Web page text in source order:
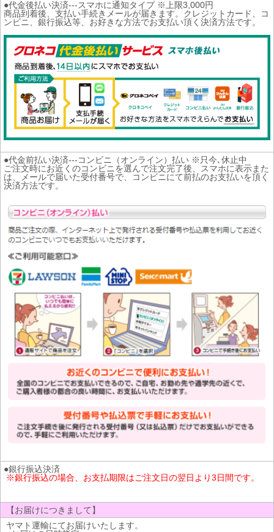
●代金後払い決済---スマホに通知タイプ ※上限3,000円
商品到着後、支払い手続きメールが届きます。クレジットカード、コ
ンビニ、銀行振込等、お好きな方法でお支払い頂く決済方法です。
●代金前払い決済---コンビニ（オンライン）払い ※只今､休止中
ご注文時にお近くのコンビニを選んで注文完了後、スマホに表示また
は、メールで届いた受付番号で、コンビニにて前払のお支払いを頂く
決済方法です。
●銀行振込決済
※銀行振込の場合、お支払期限はご注文日の翌日より3日間です。
【お届けにつきまして】
ヤマト運輸にてお届けいたします。